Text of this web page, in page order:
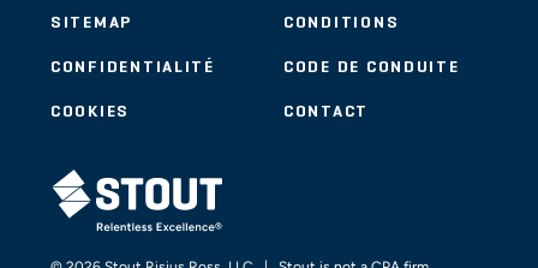
SITEMAP CONDITIONS
CONFIDENTIALITÉ CODE DE CONDUITE
COOKIES CONTACT
STOUT LOGO